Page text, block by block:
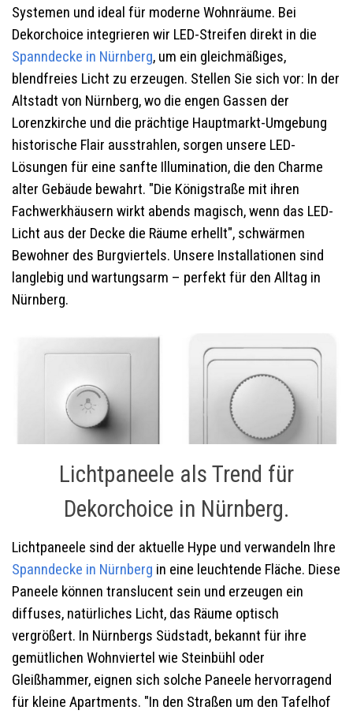
Systemen und ideal für moderne Wohnräume. Bei
Dekorchoice integrieren wir LED-Streifen direkt in die
Spanndecke in Nürnberg, um ein gleichmäßiges,
blendfreies Licht zu erzeugen. Stellen Sie sich vor: In der
Altstadt von Nürnberg, wo die engen Gassen der
Lorenzkirche und die prächtige Hauptmarkt-Umgebung
historische Flair ausstrahlen, sorgen unsere LED-
Lösungen für eine sanfte Illumination, die den Charme
alter Gebäude bewahrt. "Die Königstraße mit ihren
Fachwerkhäusern wirkt abends magisch, wenn das LED-
Licht aus der Decke die Räume erhellt", schwärmen
Bewohner des Burgviertels. Unsere Installationen sind
langlebig und wartungsarm – perfekt für den Alltag in
Nürnberg.
Lichtpaneele als Trend für
Dekorchoice in Nürnberg.
Lichtpaneele sind der aktuelle Hype und verwandeln Ihre
Spanndecke in Nürnberg in eine leuchtende Fläche. Diese
Paneele können translucent sein und erzeugen ein
diffuses, natürliches Licht, das Räume optisch
vergrößert. In Nürnbergs Südstadt, bekannt für ihre
gemütlichen Wohnviertel wie Steinbühl oder
Gleißhammer, eignen sich solche Paneele hervorragend
für kleine Apartments. "In den Straßen um den Tafelhof